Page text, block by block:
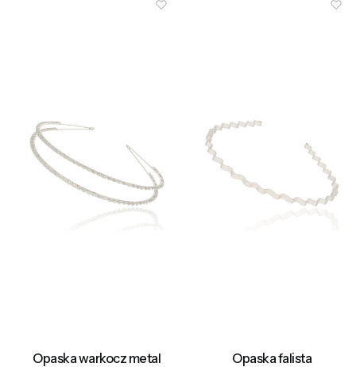
Opaska warkocz metal Opaska falista